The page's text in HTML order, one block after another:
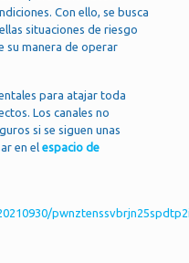
Con ello, se busca
situaciones de riesgo
su manera de operar
para atajar toda
Los canales no
si se siguen unas
en el espacio de